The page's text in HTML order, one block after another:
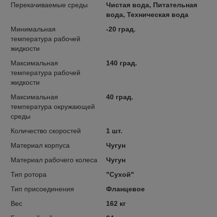
Перекачиваемые среды
Чистая вода, Питательная
вода, Техническая вода
Минимальная
температура рабочей
жидкости
-20 град.
Максимальная
температура рабочей
жидкости
140 град.
Максимальная
температура окружающей
среды
40 град.
Количество скоростей
1 шт.
Материал корпуса
Чугун
Материал рабочего колеса
Чугун
Тип ротора
"Сухой"
Тип присоединения
Фланцевое
Вес
162 кг